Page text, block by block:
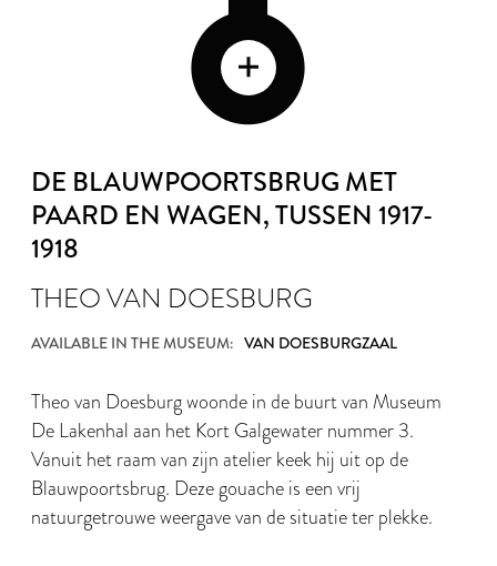
DE BLAUWPOORTSBRUG MET
PAARD EN WAGEN, TUSSEN 1917-
1918
THEO VAN DOESBURG
AVAILABLE IN THE MUSEUM: VAN DOESBURGZAAL
Theo van Doesburg woonde in de buurt van Museum
De Lakenhal aan het Kort Galgewater nummer 3.
Vanuit het raam van zijn atelier keek hij uit op de
Blauwpoortsbrug. Deze gouache is een vrij
natuurgetrouwe weergave van de situatie ter plekke.